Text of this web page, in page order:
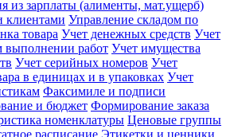
из зарплаты (алименты, мат.ущерб)
клиентами Управление складом по
товара Учет денежных средств Учет
выполнении работ Учет имущества
Учет серийных номеров Учет
в единицах и в упаковках Учет
Факсимиле и подписи
и бюджет Формирование заказа
номенклатуры Ценовые группы
расписание Этикетки и ценники